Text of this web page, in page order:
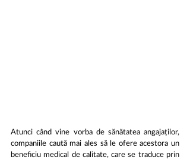
Atunci când vine vorba de sănătatea angajaților,
companiile caută mai ales să le ofere acestora un
beneficiu medical de calitate, care se traduce prin